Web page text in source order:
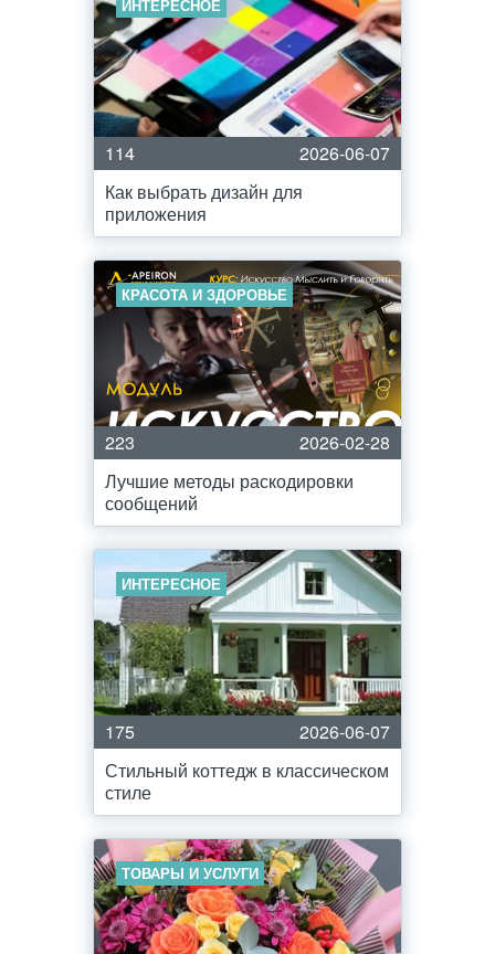
ИНТЕРЕСНОЕ
114
2026-06-07
Как выбрать дизайн для
приложения
КРАСОТА И ЗДОРОВЬЕ
223
2026-02-28
Лучшие методы раскодировки
сообщений
ИНТЕРЕСНОЕ
175
2026-06-07
Стильный коттедж в классическом
стиле
ТОВАРЫ И УСЛУГИ